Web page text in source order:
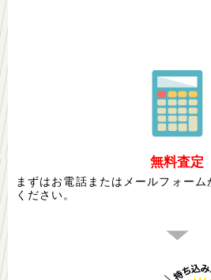
無料査定
まずはお電話またはメールフォー
ください。